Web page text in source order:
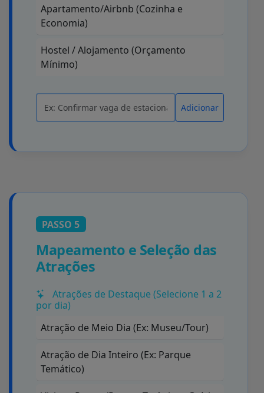
Apartamento/Airbnb (Cozinha e
Economia)
Hostel / Alojamento (Orçamento
Mínimo)
Adicionar
PASSO 5
Mapeamento e Seleção das
Atrações
Atrações de Destaque (Selecione 1 a 2
por dia)
Atração de Meio Dia (Ex: Museu/Tour)
Atração de Dia Inteiro (Ex: Parque
Temático)